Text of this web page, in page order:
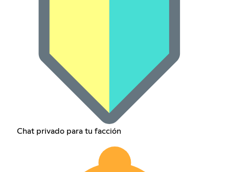
Chat privado para tu facción